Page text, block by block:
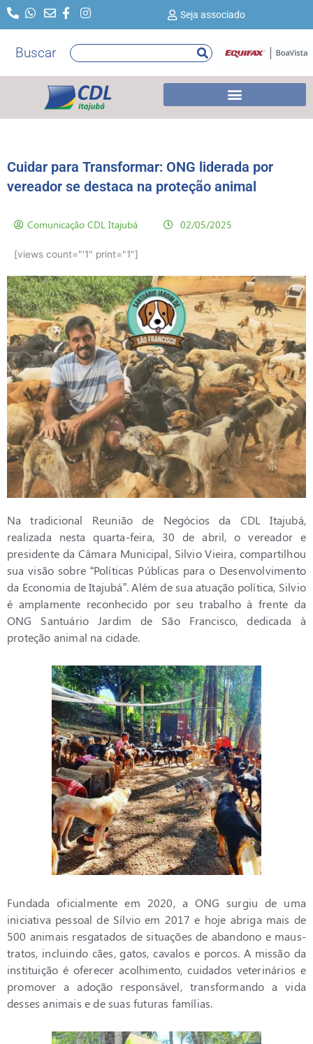
para
conteúdo
Seja associado
Buscar Pesquisar
Cuidar para Transformar: ONG liderada por
vereador se destaca na proteção animal
Comunicação CDL Itajubá
[views count="'1" print="1"]
02/05/2025
Na tradicional Reunião de Negócios da CDL Itajubá,
realizada nesta quarta-feira, 30 de abril, o vereador e
presidente da Câmara Municipal, Silvio Vieira, compartilhou
sua visão sobre “Políticas Públicas para o Desenvolvimento
da Economia de Itajubá”. Além de sua atuação política, Silvio
é amplamente reconhecido por seu trabalho à frente da
ONG Santuário Jardim de São Francisco, dedicada à
proteção animal na cidade.
Fundada oficialmente em 2020, a ONG surgiu de uma
iniciativa pessoal de Sílvio em 2017 e hoje abriga mais de
500 animais resgatados de situações de abandono e maus-
tratos, incluindo cães, gatos, cavalos e porcos. A missão da
instituição é oferecer acolhimento, cuidados veterinários e
promover a adoção responsável, transformando a vida
desses animais e de suas futuras famílias.